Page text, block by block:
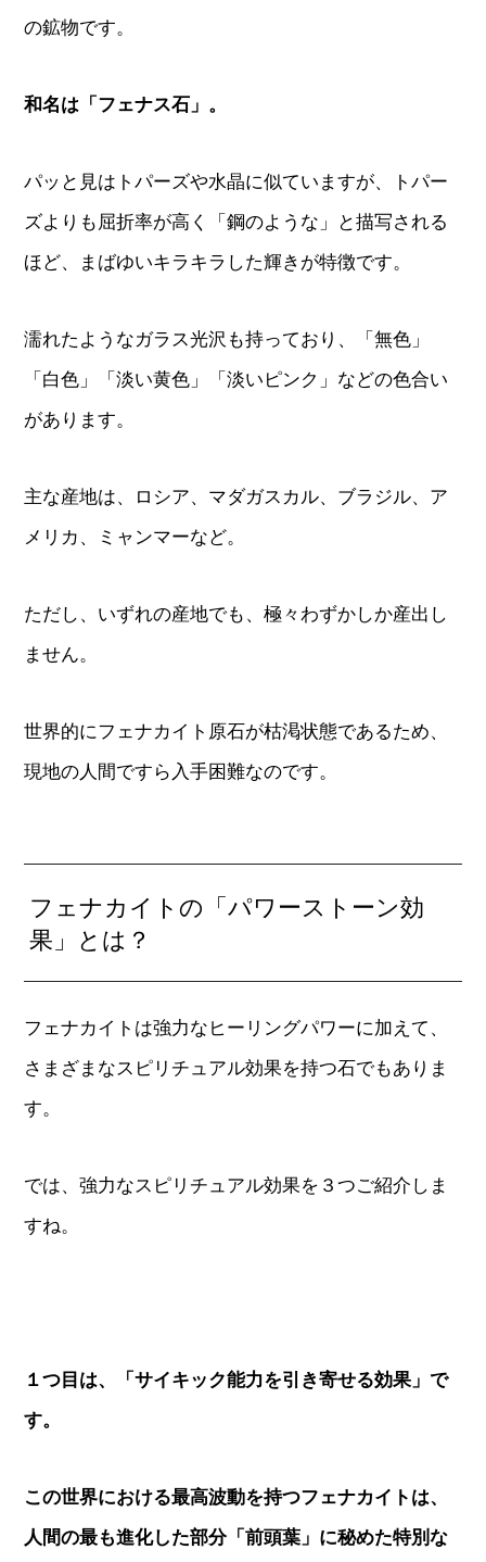
の鉱物です。
和名は「フェナス石」。
パッと見はトパーズや水晶に似ていますが、トパー
ズよりも屈折率が高く「鋼のような」と描写される
ほど、まばゆいキラキラした輝きが特徴です。
濡れたようなガラス光沢も持っており、「無色」
「白色」「淡い黄色」「淡いピンク」などの色合い
があります。
主な産地は、ロシア、マダガスカル、ブラジル、ア
メリカ、ミャンマーなど。
ただし、いずれの産地でも、極々わずかしか産出し
ません。
世界的にフェナカイト原石が枯渇状態であるため、
現地の人間ですら入手困難なのです。
フェナカイトの「パワーストーン効
果」とは？
フェナカイトは強力なヒーリングパワーに加えて、
さまざまなスピリチュアル効果を持つ石でもありま
す。
では、強力なスピリチュアル効果を３つご紹介しま
すね。
１つ目は、「サイキック能力を引き寄せる効果」で
す。
この世界における最高波動を持つフェナカイトは、
人間の最も進化した部分「前頭葉」に秘めた特別な